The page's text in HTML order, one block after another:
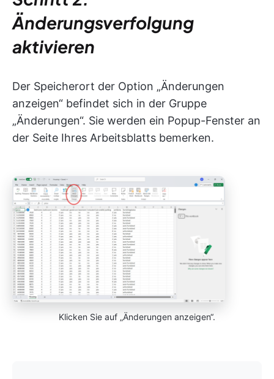
Änderungsverfolgung
aktivieren
Der Speicherort der Option „Änderungen
anzeigen“ befindet sich in der Gruppe
„Änderungen“. Sie werden ein Popup-Fenster an
der Seite Ihres Arbeitsblatts bemerken.
Klicken Sie auf „Änderungen anzeigen“.